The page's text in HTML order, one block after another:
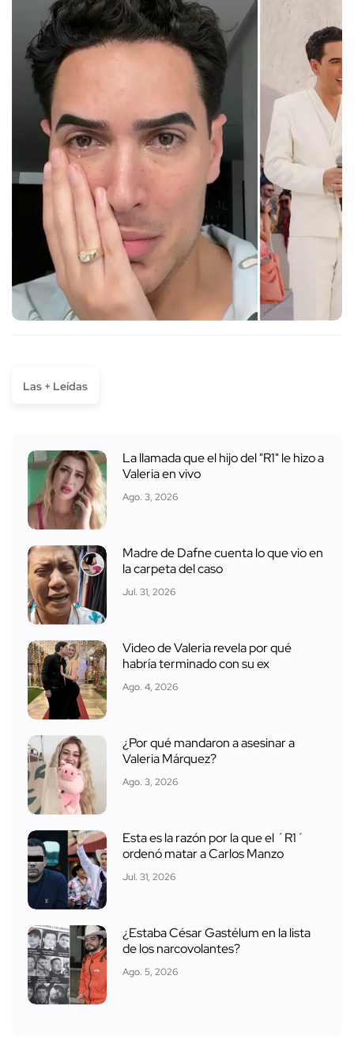
Las + Leídas
La llamada que el hijo del "R1" le hizo a
Valeria en vivo
Ago. 3, 2026
Madre de Dafne cuenta lo que vio en
la carpeta del caso
Jul. 31, 2026
Video de Valeria revela por qué
habría terminado con su ex
Ago. 4, 2026
¿Por qué mandaron a asesinar a
Valeria Márquez?
Ago. 3, 2026
Esta es la razón por la que el ´R1´
ordenó matar a Carlos Manzo
Jul. 31, 2026
¿Estaba César Gastélum en la lista
de los narcovolantes?
Ago. 5, 2026